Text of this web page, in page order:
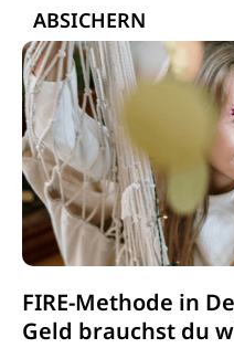
ABSICHERN
FIRE-Methode in
Geld brauchst du